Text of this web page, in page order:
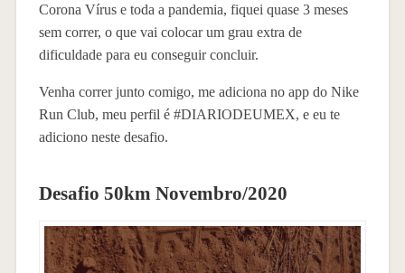
Corona Vírus e toda a pandemia, fiquei quase 3 meses
sem correr, o que vai colocar um grau extra de
dificuldade para eu conseguir concluir.
Venha correr junto comigo, me adiciona no app do Nike
Run Club, meu perfil é #DIARIODEUMEX, e eu te
adiciono neste desafio.
Desafio 50km Novembro/2020